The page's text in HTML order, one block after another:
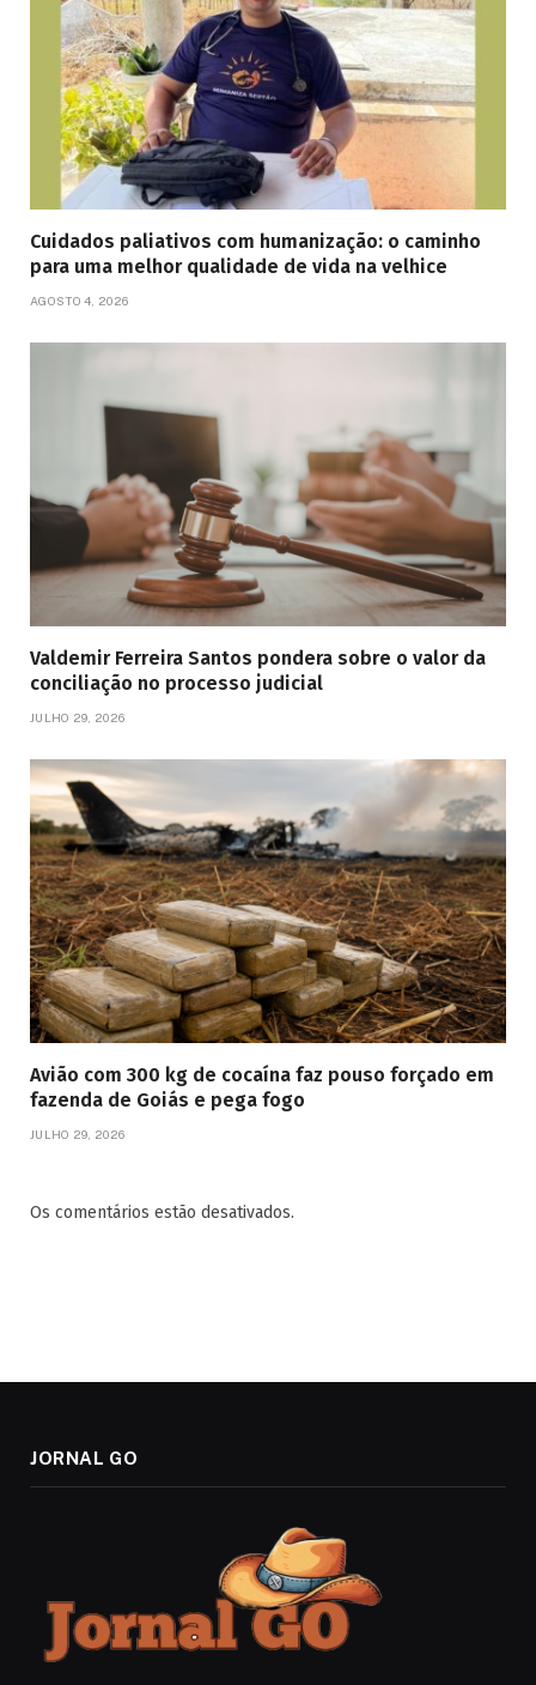
Cuidados paliativos com humanização: o caminho
para uma melhor qualidade de vida na velhice
AGOSTO 4, 2026
Valdemir Ferreira Santos pondera sobre o valor da
conciliação no processo judicial
JULHO 29, 2026
Avião com 300 kg de cocaína faz pouso forçado em
fazenda de Goiás e pega fogo
JULHO 29, 2026
Os comentários estão desativados.
JORNAL GO